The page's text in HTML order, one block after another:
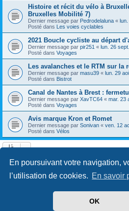
En poursuivant votre navigation,
l’utilisation de cookies. En savoir
OK
Histoire et récit du vélo à
Bruxelles Mobilité 7)
Dernier message par Pedrodelaluna «
Posté dans Les voies cyclables
2021 Boucle cycliste au départ
Dernier message par pir251 « lun. 26
Posté dans Voyages
Les avalanches et le RTM sur la
Dernier message par masu39 « lun. 29
Posté dans Bistrot
Canal de Nantes à Brest :
Dernier message par XavTC64 « mar. 23
Posté dans Voyages
Avis marque Kron et Romet
Dernier message par Sonivan « ven. 12
Posté dans Vélos
602 résultats trouvés Page1
1 2
phpBB ® Forum
phpBB-